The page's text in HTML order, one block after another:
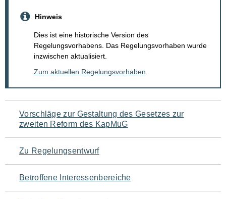
Hinweis
Dies ist eine historische Version des
Regelungsvorhabens. Das Regelungsvorhaben wurde
inzwischen aktualisiert.
Zum aktuellen Regelungsvorhaben
Navigation
für
den
Seiteninhalt
Vorschläge zur Gestaltung des Gesetzes zur
zweiten Reform des KapMuG
Zu Regelungsentwurf
Betroffene Interessenbereiche